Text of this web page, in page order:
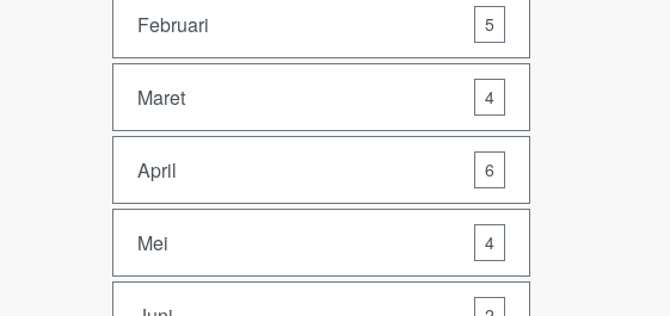
Februari 5
Maret 4
April 6
Mei 4